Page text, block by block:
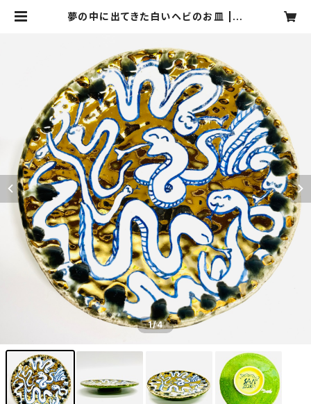
夢の中に出てきた白いヘビのお皿 | S
1/4